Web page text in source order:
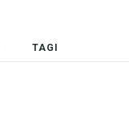
TAGI